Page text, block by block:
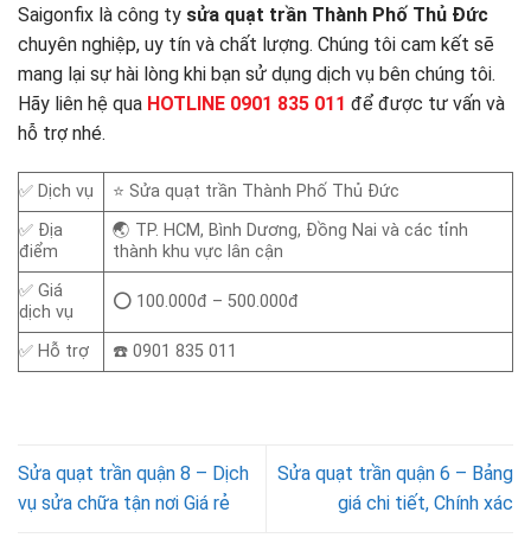
Saigonfix là công ty sửa quạt trần Thành Phố Thủ Đức
chuyên nghiệp, uy tín và chất lượng. Chúng tôi cam kết sẽ
mang lại sự hài lòng khi bạn sử dụng dịch vụ bên chúng tôi.
Hãy liên hệ qua HOTLINE 0901 835 011 để được tư vấn và
hỗ trợ nhé.
✅ Dịch vụ
⭐ Sửa quạt trần Thành Phố Thủ Đức
✅ Địa
điểm
🌏 TP. HCM, Bình Dương, Đồng Nai và các tỉnh
thành khu vực lân cận
✅ Giá
dịch vụ
⭕ 100.000đ – 500.000đ
✅ Hỗ trợ ☎️ 0901 835 011
Sửa quạt trần quận 8 – Dịch
vụ sửa chữa tận nơi Giá rẻ
Sửa quạt trần quận 6 – Bảng
giá chi tiết, Chính xác